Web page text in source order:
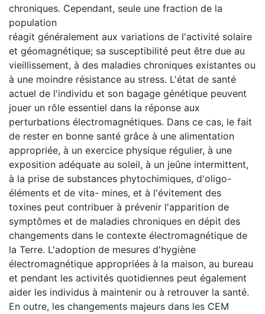
chroniques. Cependant, seule une fraction de la
population
réagit généralement aux variations de l'activité solaire
et géomagnétique; sa susceptibilité peut être due au
vieillissement, à des maladies chroniques existantes ou
à une moindre résistance au stress. L'état de santé
actuel de l'individu et son bagage génétique peuvent
jouer un rôle essentiel dans la réponse aux
perturbations électromagnétiques. Dans ce cas, le fait
de rester en bonne santé grâce à une alimentation
appropriée, à un exercice physique régulier, à une
exposition adéquate au soleil, à un jeûne intermittent,
à la prise de substances phytochimiques, d'oligo-
éléments et de vita- mines, et à l'évitement des
toxines peut contribuer à prévenir l'apparition de
symptômes et de maladies chroniques en dépit des
changements dans le contexte électromagnétique de
la Terre. L'adoption de mesures d'hygiène
électromagnétique appropriées à la maison, au bureau
et pendant les activités quotidiennes peut également
aider les individus à maintenir ou à retrouver la santé.
En outre, les changements majeurs dans les CEM